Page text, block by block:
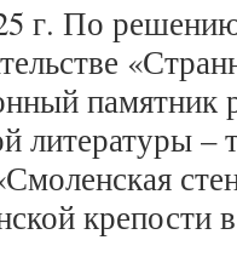
г. По
памятник
литературы
крепости